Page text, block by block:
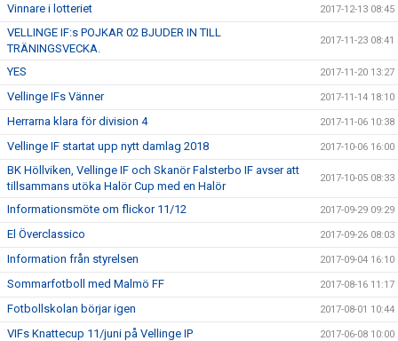
Vinnare i lotteriet 2017-12-13 08:45
VELLINGE IF:s POJKAR 02 BJUDER IN TILL
TRÄNINGSVECKA.
2017-11-23 08:41
YES 2017-11-20 13:27
Vellinge IFs Vänner 2017-11-14 18:10
Herrarna klara för division 4 2017-11-06 10:38
Vellinge IF startat upp nytt damlag 2018 2017-10-06 16:00
BK Höllviken, Vellinge IF och Skanör Falsterbo IF avser att
tillsammans utöka Halör Cup med en Halör
2017-10-05 08:33
Informationsmöte om flickor 11/12 2017-09-29 09:29
El Överclassico 2017-09-26 08:03
Information från styrelsen 2017-09-04 16:10
Sommarfotboll med Malmö FF 2017-08-16 11:17
Fotbollskolan börjar igen 2017-08-01 10:44
VIFs Knattecup 11/juni på Vellinge IP 2017-06-08 10:00